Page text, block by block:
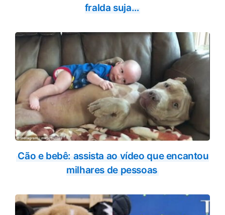
fralda suja…
Cão e bebê: assista ao vídeo que encantou
milhares de pessoas